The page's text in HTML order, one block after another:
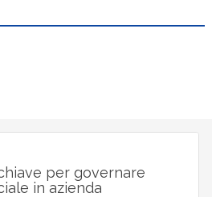
per governare
in azienda